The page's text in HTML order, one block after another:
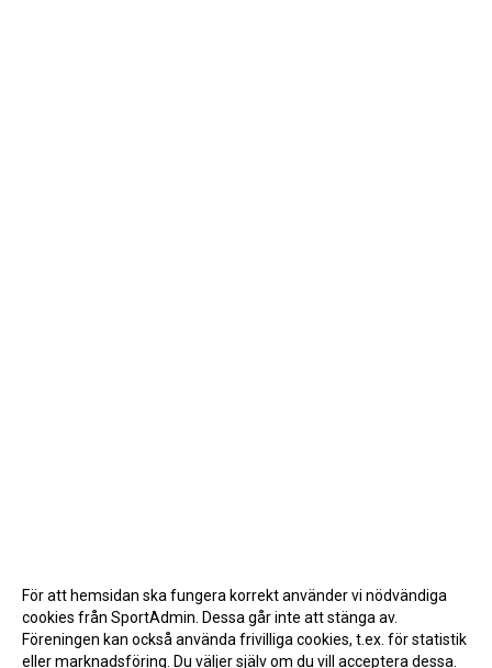
För att hemsidan ska fungera korrekt använder vi nödvändiga
cookies från SportAdmin. Dessa går inte att stänga av.
Föreningen kan också använda frivilliga cookies, t.ex. för statistik
eller marknadsföring. Du väljer själv om du vill acceptera dessa.